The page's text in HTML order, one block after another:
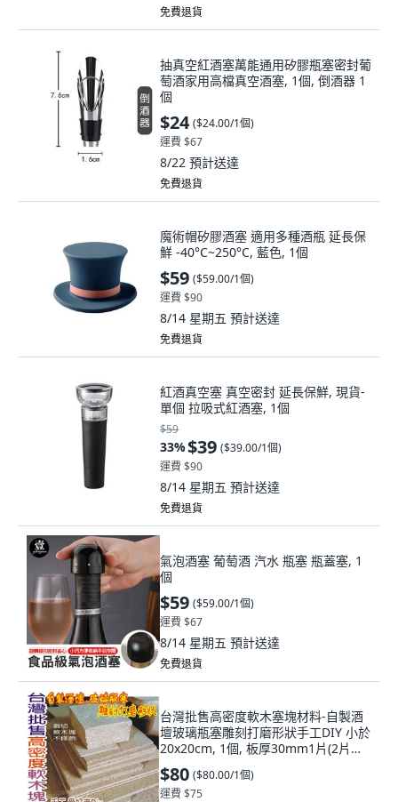
免費退貨
抽真空紅酒塞萬能通用矽膠瓶塞密封葡
萄酒家用高檔真空酒塞, 1個, 倒酒器 1
個
$24 ($24.00/1個)
運費 $67
8/22 預計送達
免費退貨
魔術帽矽膠酒塞 適用多種酒瓶 延長保
鮮 -40°C~250°C, 藍色, 1個
$59 ($59.00/1個)
運費 $90
8/14 星期五 預計送達
免費退貨
紅酒真空塞 真空密封 延長保鮮, 現貨-
單個 拉吸式紅酒塞, 1個
$59
33%$39 ($39.00/1個)
運費 $90
8/14 星期五 預計送達
免費退貨
氣泡酒塞 葡萄酒 汽水 瓶塞 瓶蓋塞, 1
個
$59 ($59.00/1個)
運費 $67
8/14 星期五 預計送達
免費退貨
台灣批售高密度軟木塞塊材料-自製酒
壇玻璃瓶塞雕刻打磨形狀手工DIY 小於
20x20cm, 1個, 板厚30mm1片(2片
*15mm貼合板),小於20x20cm每對裁
切一次加收處理費
$80 ($80.00/1個)
運費 $75